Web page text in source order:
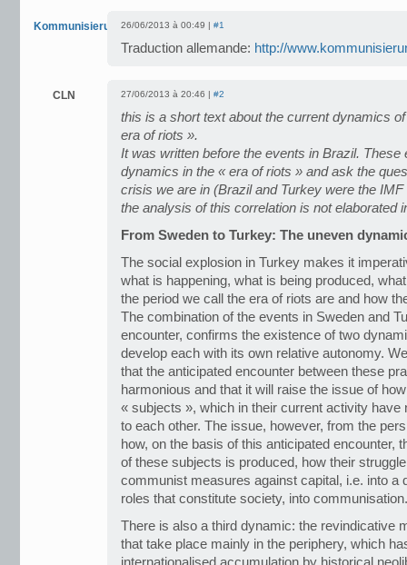
Kommunisierung.net26/06/2013 à 00:49 | #1
Traduction allemande: http://
CLN 27/06/2013 à 20:46 | #2
this is a short text about the current dynamics
era of riots ».
It was written before the events in Brazil. These
dynamics in the « era of riots » and ask the
crisis we are in (Brazil and Turkey were the
the analysis of this correlation is not elaborated
From Sweden to Turkey: The uneven
The social explosion in Turkey makes it
what is happening, what is being produced,
the period we call the era of riots are and how
The combination of the events in Sweden and
encounter, confirms the existence of two
develop each with its own relative autonomy.
that the anticipated encounter between these
harmonious and that it will raise the issue of
« subjects », which in their current activity have
to each other. The issue, however, from the
how, on the basis of this anticipated encounter,
of these subjects is produced, how their
communist measures against capital, i.e. into a
roles that constitute society, into communisation.
There is also a third dynamic: the revindicative
that take place mainly in the periphery, which